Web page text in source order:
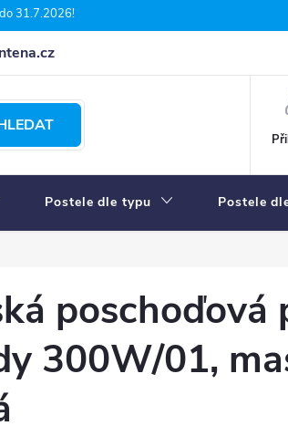
31.7.2026!
nábytek
Postele dle typu Postele
poschoďová
300W/01,